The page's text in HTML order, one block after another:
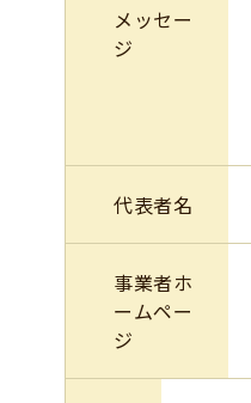
メッセー
ジ
代表者名
事業者ホ
ームペー
ジ